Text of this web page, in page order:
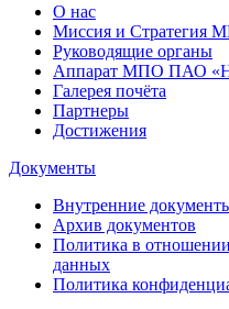
О нас
Миссия и Стратегия
Руководящие органы
Аппарат МПО ПАО
Галерея почёта
Партнеры
Достижения
Документы
Внутренние
Архив документов
Политика в
данных
Политика